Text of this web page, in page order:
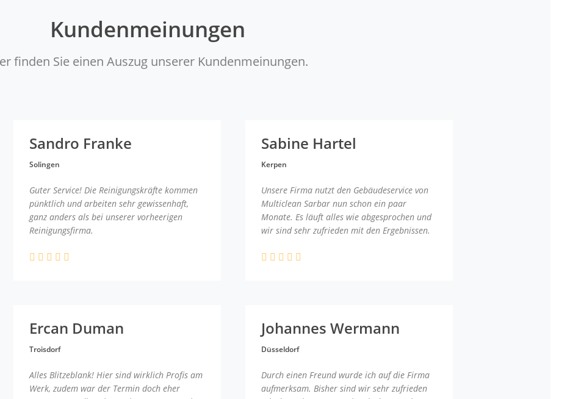
Kundenmeinungen
finden Sie einen Auszug unserer Kundenmeinungen.
Sandro Franke
Solingen
Guter Service! Die Reinigungskräfte kommen
pünktlich und arbeiten sehr gewissenhaft,
ganz anders als bei unserer vorheerigen
Reinigungsfirma.
Sabine Hartel
Kerpen
Unsere Firma nutzt den Gebäudeservice von
Multiclean Sarbar nun schon ein paar
Monate. Es läuft alles wie abgesprochen und
wir sind sehr zufrieden mit den Ergebnissen.
Ercan Duman
Troisdorf
Alles Blitzeblank! Hier sind wirklich Profis am
Werk, zudem war der Termin doch eher
Johannes Wermann
Düsseldorf
Durch einen Freund wurde ich auf die Firma
aufmerksam. Bisher sind wir sehr zufrieden